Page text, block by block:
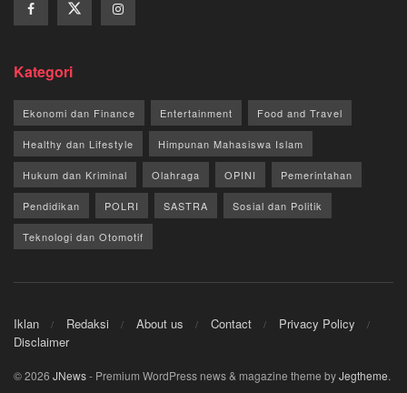
Kategori
Ekonomi dan Finance Entertainment Food and Travel
Healthy dan Lifestyle Himpunan Mahasiswa Islam
Hukum dan Kriminal Olahraga OPINI Pemerintahan
Pendidikan POLRI SASTRA Sosial dan Politik
Teknologi dan Otomotif
Iklan Redaksi About us Contact
Privacy Policy
Disclaimer
© 2026 JNews- Premium WordPress news & magazine theme byJegtheme.